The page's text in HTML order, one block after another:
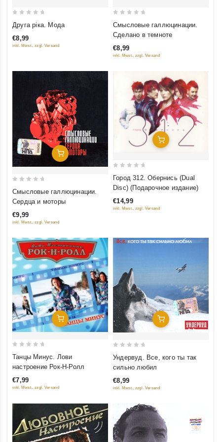
out
of
Друга рiка. Мода
€8,99
inkl. Mwst., zzgl. Versand
5
Смысловые галлюцинации.
Сделано в темноте
€8,99
inkl. Mwst., zzgl. Versand
Добавить В Корзину
5
Смысловые галлюцинации.
Сердца и моторы
€9,99
inkl. Mwst., zzgl. Versand
Добавить В Корзину
out
5
Город 312. Обернись (Dual
Disc) (Подарочное издание)
€14,99
inkl. Mwst., zzgl. Versand
Добавить В Корзину
5
Танцы Минус. Лови
настроение Рок-Н-Ролл
€7,99
inkl. Mwst., zzgl. Versand
Добавить В Корзину
out
5
Ундервуд. Все, кого ты так
сильно любил
€8,99
inkl. Mwst., zzgl. Versand